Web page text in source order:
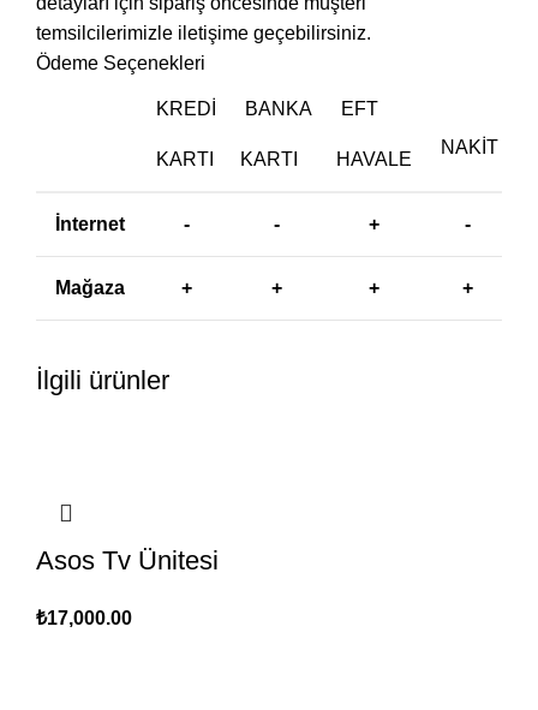
temsilcilerimizle iletişime geçebilirsiniz.
Ödeme Seçenekleri
KREDI
KARTI
BANKA
KARTI
EFT
HAVALE
NAKIT
İnternet - - + -
Mağaza + + + +
İlgili ürünler
Asos Tv Ünitesi
₺17,000.00